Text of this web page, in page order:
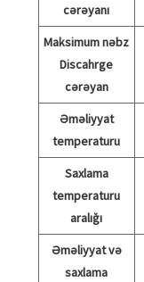
cərəyanı
Maksimum nəbz
Discahrge
cərəyan
Əməliyyat
temperaturu
Saxlama
temperaturu
aralığı
Əməliyyat və
saxlama